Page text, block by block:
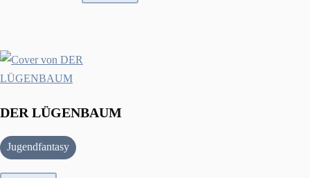
DER LÜGENBAUM
Jugendfantasy